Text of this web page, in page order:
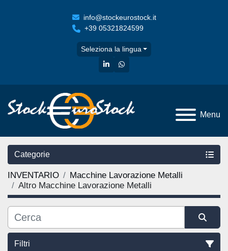
info@stockeurostock.it
+39 05321824599
Seleziona la lingua
linkedinwhatsapp
Menu
Categorie
INVENTARIO
Macchine Lavorazione Metalli
Altro Macchine Lavorazione Metalli
Filtri